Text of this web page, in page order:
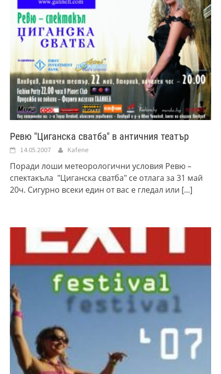
Ревю "Циганска сватба" в античния театър
14.05.2007 Kafene
Поради лоши метеорологични условия Ревю –
спектакъла "Циганска сватба" се отлага за 31 май
20ч. Сигурно всеки един от вас е гледал или [...]